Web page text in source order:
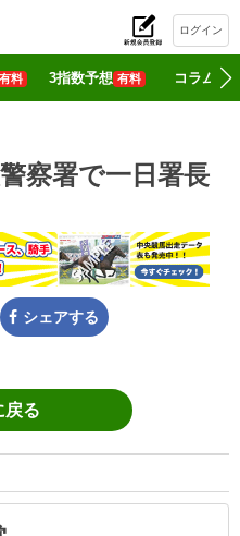
ログイン
有料 3指数予想 有料 コラム
察署で一日署長
シェアする
戻る